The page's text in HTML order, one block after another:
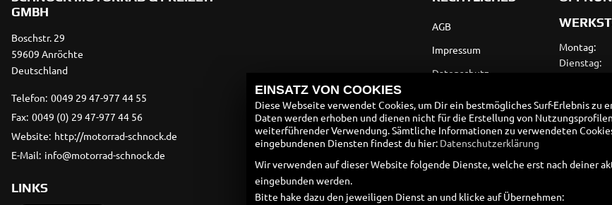
GMBH
Boschstr. 29
59609 Anröchte
Deutschland
Telefon: 0049 29 47-977 44 55
Fax: 0049 (0) 29 47-977 44 56
Website: http://motorrad-schnock.de
E-Mail: info@motorrad-schnock.de
LINKS
AGB
Impressum
Datenschutz
Barrierefreiheit
Batteriegesetz
Altölverordnung
Montag:
Dienstag:
Freitag:
Samstag:
EINSATZ VON COOKIES
Diese Webseite verwendet Cookies, um Dir ein bestmögliches Surf-Erlebnis zu
Daten werden erhoben und dienen nicht für die Erstellung von
weiterführender Verwendung. Sämtliche Informationen zu verwendeten
eingebundenen Diensten findest du hier: Datenschutzerklärung
Wir verwenden auf dieser Website folgende Dienste, welche erst nach deiner
eingebunden werden.
Bitte hake dazu den jeweiligen Dienst an und klicke auf Übernehmen: